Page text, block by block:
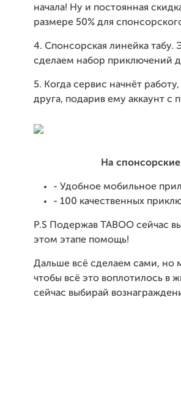
начала! Ну и постоянная
размере 50% для
4. Спонсорская линейка
сделаем набор приключений
5. Когда сервис начнёт
друга, подарив ему аккаунт с
На
- Удобное мобильное
- 100 качественных
P.S Подержав TABOO сейчас
этом этапе помощь!
Дальше всё сделаем сами, но
чтобы всё это воплотилось в
сейчас выбирай